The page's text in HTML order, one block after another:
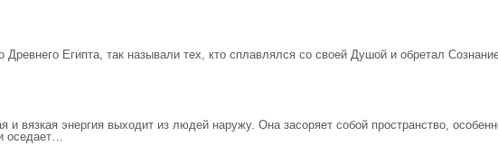
Египта, так называли тех, кто сплавлялся со своей Душой и обретал
и вязкая энергия выходит из людей наружу. Она засоряет собой пространство,
оседает…